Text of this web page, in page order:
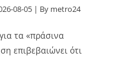
08-05 By metro24
τα «πράσινα
επιβεβαιώνει ότι